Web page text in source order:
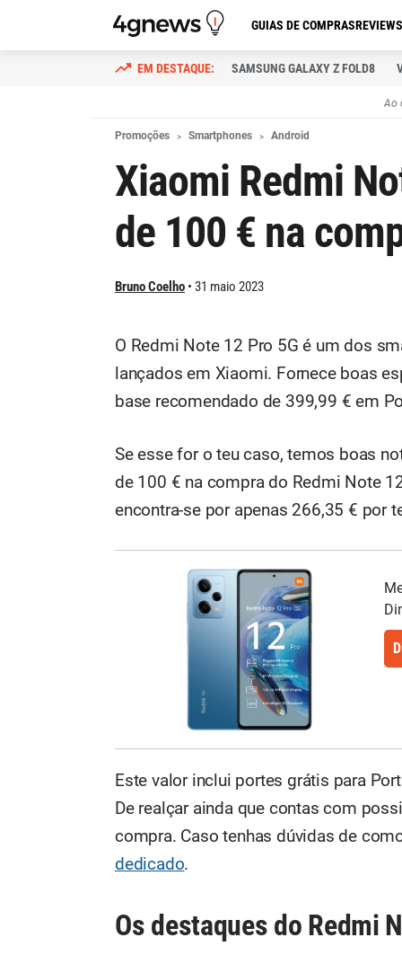
GUIAS DE COMPRASREVIEWS
SAMSUNG GALAXY Z FOLD8
Ao
Promoções Smartphones Android
Xiaomi Redmi
de 100 € na
Bruno Coelho 31 maio 2023
O Redmi Note 12 Pro 5G é um dos
lançados em Xiaomi. Fornece boas
base recomendado de 399,99 € em
Se esse for o teu caso, temos boas
de 100 € na compra do Redmi Note
encontra-se por apenas 266,35 € por
Este valor inclui portes grátis para
De realçar ainda que contas com
compra. Caso tenhas dúvidas de
dedicado.
Os destaques do Redmi